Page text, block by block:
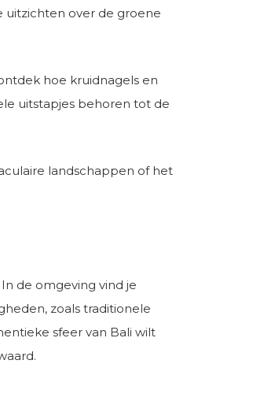
uitzichten over de groene
hoe kruidnagels en
uitstapjes behoren tot de
landschappen of het
de omgeving vind je
zoals traditionele
sfeer van Bali wilt